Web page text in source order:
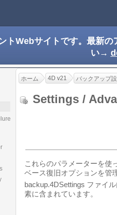
トWebサイトです。最新
い→
ホーム 4D v21 バックアップ
Settings /
これらのパラメーターを使
ベース復旧オプションを管
backup.4DSettings ファイ
素に含まれています。